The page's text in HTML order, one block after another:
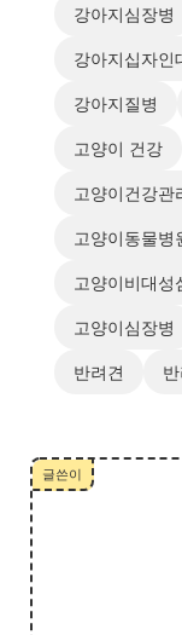
강아지심장병
강아지십자인
강아지질병
고양이 건강
고양이건강관
고양이동물병
고양이비대성
고양이심장병
반려견
글쓴이